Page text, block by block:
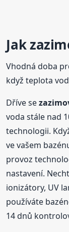
Jak
Vhodná doba
když teplota
Dříve se
voda stále nad
technologii.
ve vašem
provoz
nastavení.
ionizátory, UV
používáte
14 dnů